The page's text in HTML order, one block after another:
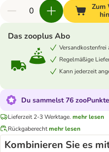
Zum
Das zooplus Abo
Versandkostenfrei
Regelmäßige
Kann jederzeit
Du sammelst 76
Lieferzeit 2-3 Werktage. mehr lesen
Rückgaberechtmehr lesen
Kombinieren Sie es